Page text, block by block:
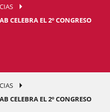
CELEBRA EL 2º CONGRESO
CELEBRA EL 2º CONGRESO